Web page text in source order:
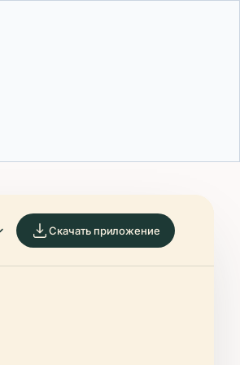
Скачать приложение